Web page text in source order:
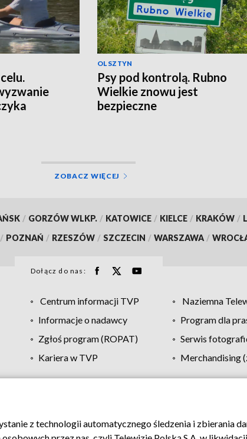
OLSZTYN
Psy pod kontrolą. Rubno
Wielkie znowu jest
bezpieczne
ZOBACZ WIĘCEJ
/ GORZÓW WLKP. / KATOWICE / KIELCE / KRAKÓW /
/ POZNAŃ / RZESZÓW / SZCZECIN / WARSZAWA /
Dołącz do nas:
Centrum informacji TVP Naziemna
Informacje o nadawcy
Program dla
Zgłoś program (ROPAT)
Serwis
Kariera w TVP
Merchandising
Moje zgody Pomoc Biuro reklamy
z technologii automatycznego śledzenia i zbierania